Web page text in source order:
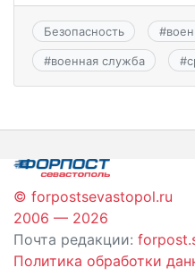
Безопасность #
#военная служба #
© forpostsevastopol.ru
2006 — 2026
Почта редакции:
Политика обработки